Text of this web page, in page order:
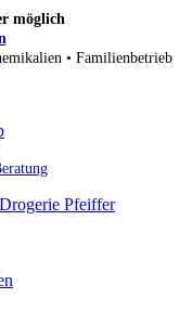
möglich
• Familienbetrieb